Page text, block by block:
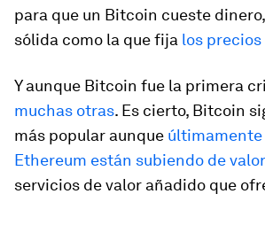
para que un Bitcoin cueste
sólida como la que fija los precios
Y aunque Bitcoin fue la primera
muchas otras. Es cierto, Bitcoin
más popular aunque
Ethereum están subiendo de valor
servicios de valor añadido que